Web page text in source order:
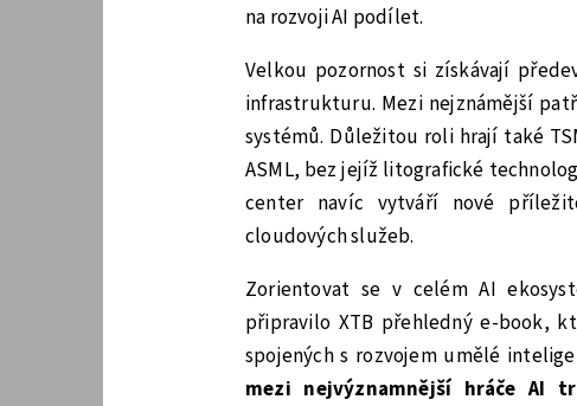
na rozvoji AI podílet.
Velkou pozornost si získávají
infrastrukturu. Mezi nejznámější
systémů. Důležitou roli hrají také
ASML, bez jejíž litografické
center navíc vytváří nové
cloudových služeb.
Zorientovat se v celém AI
připravilo XTB přehledný e-book,
spojených s rozvojem umělé
mezi nejvýznamnější hráče